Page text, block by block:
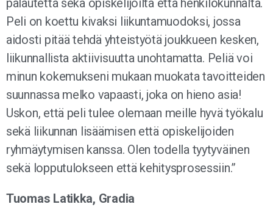
palautetta sekä opiskelijoilta että henkilökunnalta.
Peli on koettu kivaksi liikuntamuodoksi, jossa
aidosti pitää tehdä yhteistyötä joukkueen kesken,
liikunnallista aktiivisuutta unohtamatta. Peliä voi
minun kokemukseni mukaan muokata tavoitteiden
suunnassa melko vapaasti, joka on hieno asia!
Uskon, että peli tulee olemaan meille hyvä työkalu
sekä liikunnan lisäämisen että opiskelijoiden
ryhmäytymisen kanssa. Olen todella tyytyväinen
sekä lopputulokseen että kehitysprosessiin.”
Tuomas Latikka, Gradia